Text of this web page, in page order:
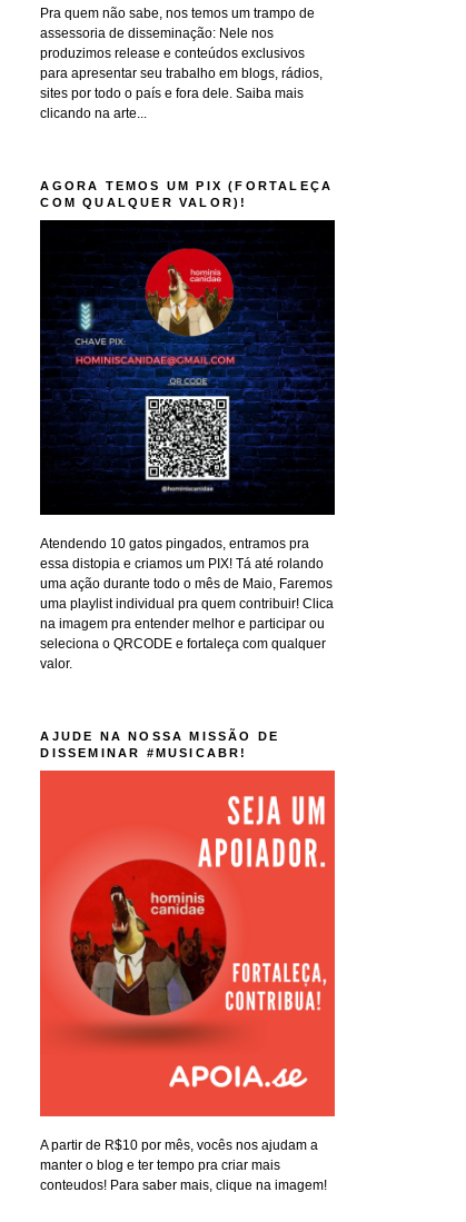
Pra quem não sabe, nos temos um trampo de
assessoria de disseminação: Nele nos
produzimos release e conteúdos exclusivos
para apresentar seu trabalho em blogs, rádios,
sites por todo o país e fora dele. Saiba mais
clicando na arte...
AGORA TEMOS UM PIX (FORTALEÇA
COM QUALQUER VALOR)!
Atendendo 10 gatos pingados, entramos pra
essa distopia e criamos um PIX! Tá até rolando
uma ação durante todo o mês de Maio, Faremos
uma playlist individual pra quem contribuir! Clica
na imagem pra entender melhor e participar ou
seleciona o QRCODE e fortaleça com qualquer
valor.
AJUDE NA NOSSA MISSÃO DE
DISSEMINAR #MUSICABR!
A partir de R$10 por mês, vocês nos ajudam a
manter o blog e ter tempo pra criar mais
conteudos! Para saber mais, clique na imagem!